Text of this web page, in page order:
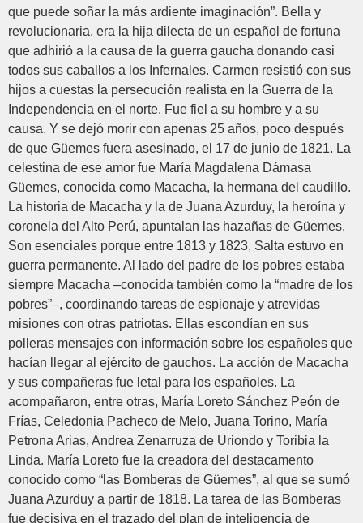
que puede soñar la más ardiente imaginación”. Bella y
revolucionaria, era la hija dilecta de un español de fortuna
que adhirió a la causa de la guerra gaucha donando casi
todos sus caballos a los Infernales. Carmen resistió con sus
hijos a cuestas la persecución realista en la Guerra de la
Independencia en el norte. Fue fiel a su hombre y a su
causa. Y se dejó morir con apenas 25 años, poco después
de que Güemes fuera asesinado, el 17 de junio de 1821. La
celestina de ese amor fue María Magdalena Dámasa
Güemes, conocida como Macacha, la hermana del caudillo.
La historia de Macacha y la de Juana Azurduy, la heroína y
coronela del Alto Perú, apuntalan las hazañas de Güemes.
Son esenciales porque entre 1813 y 1823, Salta estuvo en
guerra permanente. Al lado del padre de los pobres estaba
siempre Macacha –conocida también como la “madre de los
pobres”–, coordinando tareas de espionaje y atrevidas
misiones con otras patriotas. Ellas escondían en sus
polleras mensajes con información sobre los españoles que
hacían llegar al ejército de gauchos. La acción de Macacha
y sus compañeras fue letal para los españoles. La
acompañaron, entre otras, María Loreto Sánchez Peón de
Frías, Celedonia Pacheco de Melo, Juana Torino, María
Petrona Arias, Andrea Zenarruza de Uriondo y Toribia la
Linda. María Loreto fue la creadora del destacamento
conocido como “las Bomberas de Güemes”, al que se sumó
Juana Azurduy a partir de 1818. La tarea de las Bomberas
fue decisiva en el trazado del plan de inteligencia de